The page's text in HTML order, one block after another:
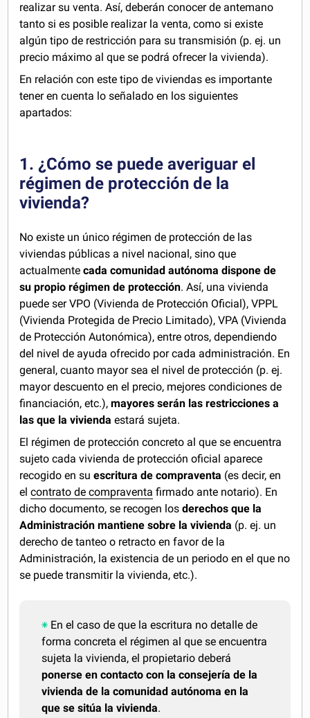
realizar su venta. Así, deberán conocer de antemano
tanto si es posible realizar la venta, como si existe
algún tipo de restricción para su transmisión (p. ej. un
precio máximo al que se podrá ofrecer la vivienda).
En relación con este tipo de viviendas es importante
tener en cuenta lo señalado en los siguientes
apartados:
1. ¿Cómo se puede averiguar el
régimen de protección de la
vivienda?
No existe un único régimen de protección de las
viviendas públicas a nivel nacional, sino que
actualmente cada comunidad autónoma dispone de
su propio régimen de protección. Así, una vivienda
puede ser VPO (Vivienda de Protección Oficial), VPPL
(Vivienda Protegida de Precio Limitado), VPA (Vivienda
de Protección Autonómica), entre otros, dependiendo
del nivel de ayuda ofrecido por cada administración. En
general, cuanto mayor sea el nivel de protección (p. ej.
mayor descuento en el precio, mejores condiciones de
financiación, etc.),mayores serán las restricciones a
las que la vivienda estará sujeta.
El régimen de protección concreto al que se encuentra
sujeto cada vivienda de protección oficial aparece
recogido en suescritura de compraventa (es decir, en
elcontrato de compraventa firmado ante notario). En
dicho documento, se recogen losderechos que la
Administración mantiene sobre la vivienda (p. ej. un
derecho de tanteo o retracto en favor de la
Administración, la existencia de un periodo en el que no
se puede transmitir la vivienda, etc.).
En el caso de que la escritura no detalle de
forma concreta el régimen al que se encuentra
sujeta la vivienda, el propietario deberá
ponerse en contacto con la consejería de la
vivienda de la comunidad autónoma en la
que se sitúa la vivienda.